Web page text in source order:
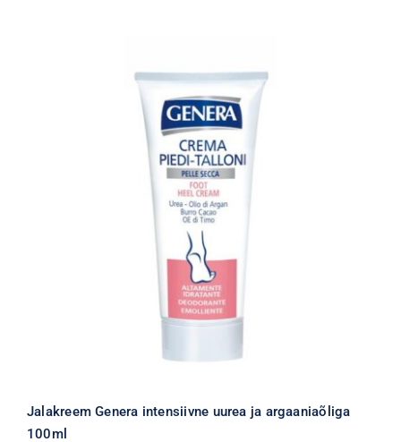
Jalakreem Genera intensiivne uurea ja argaaniaõliga
100ml